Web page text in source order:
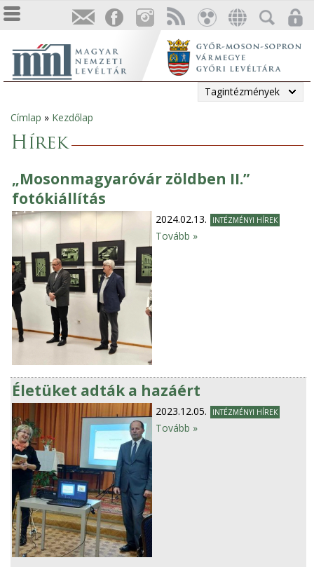
Tagintézmények
Jelenlegi
hely
Címlap » Kezdőlap
Hírek
„Mosonmagyaróvár zöldben II.”
fotókiállítás
2024.02.13. INTÉZMÉNYI HÍREK
Tovább »
Életüket adták a hazáért
2023.12.05. INTÉZMÉNYI HÍREK
Tovább »